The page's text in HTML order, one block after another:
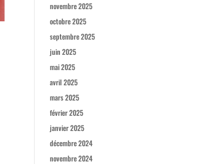
novembre 2025
octobre 2025
septembre 2025
juin 2025
mai 2025
avril 2025
mars 2025
février 2025
janvier 2025
décembre 2024
novembre 2024